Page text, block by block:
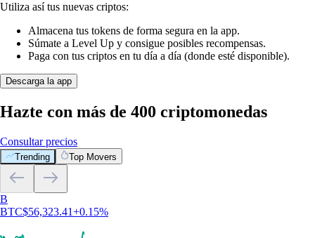
Utiliza así tus nuevas criptos:
Almacena tus tokens de forma segura en la app.
Súmate a Level Up y consigue posibles recompensas.
Paga con tus criptos en tu día a día (donde esté disponible).
Descarga la app
Hazte con más de 400 criptomonedas
Consultar precios
Trending Top Movers
B
BTC$56,323.41+0.15%